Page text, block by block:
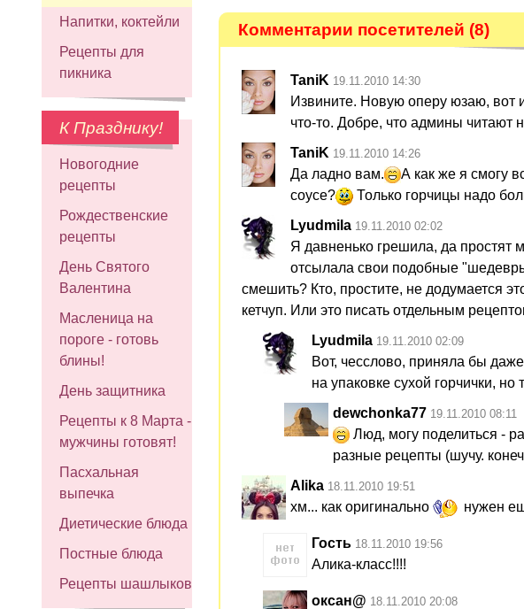
Напитки, коктейли
Рецепты для
пикника
К Празднику!
Новогодние
рецепты
Рождественские
рецепты
День Святого
Валентина
Масленица на
пороге - готовь
блины!
День защитника
Рецепты к 8 Марта -
мужчины готовят!
Пасхальная
выпечка
Диетические блюда
Постные блюда
Рецепты шашлыков
Комментарии посетителей (8)
TaniK 19.11.2010 14:30
Извините. Новую оперу юзаю, вот
что-то. Добре, что админы
TaniK 19.11.2010 14:26
Да ладно вам.
А как же я смогу
соусе?
Только горчицы надо
Lyudmila 19.11.2010 02:02
Я давненько грешила, да простят
отсылала свои подобные
смешить? Кто, простите, не додумается
кетчуп. Или это писать отдельным
Lyudmila 19.11.2010 02:09
Вот, чесслово, приняла бы
на упаковке сухой горчички, но
dewchonka77 19.11.2010 08:11
Люд, могу поделиться -
разные рецепты (шучу.
Alika 18.11.2010 19:51
хм... как оригинально нужен
Гость 18.11.2010 19:56
Алика-класс!!!!
оксан@ 18.11.2010 20:08